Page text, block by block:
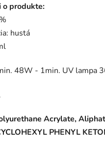
o produkte:
hustá
48W - 1min. UV lampa
Acrylate,
PHENYL